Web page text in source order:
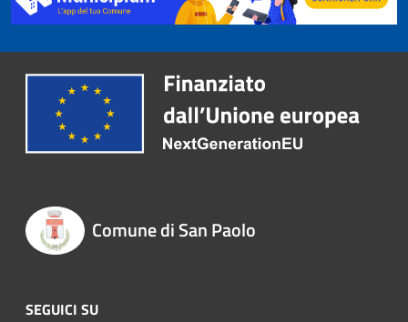
Comune di San Paolo
SEGUICI SU